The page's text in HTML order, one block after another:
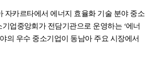
자카르타에서 에너지 효율화 기술 분야 중소
업중앙회가 전담기관으로 운영하는 ‘에너
의 우수 중소기업이 동남아 주요 시장에서